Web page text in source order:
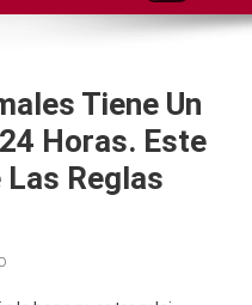
Tiene Un
Horas. Este
Reglas